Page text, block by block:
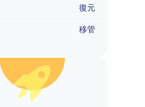
復元
移管